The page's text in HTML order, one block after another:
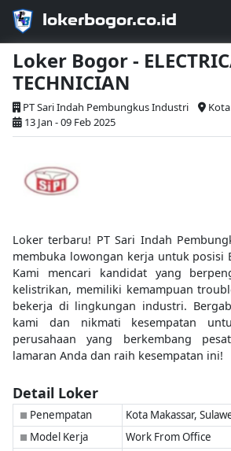
lokerbogor.co.id
Loker Bogor -
TECHNICIAN
PT Sari Indah Pembungkus Industri
13 Jan - 09 Feb 2025
Loker terbaru! PT Sari Indah
membuka lowongan kerja untuk posisi
Kami mencari kandidat yang
kelistrikan, memiliki kemampuan
bekerja di lingkungan industri.
kami dan nikmati kesempatan
perusahaan yang berkembang
lamaran Anda dan raih kesempatan ini!
Detail Loker
■ Penempatan Kota Makassar,
■ Model Kerja Work From Office